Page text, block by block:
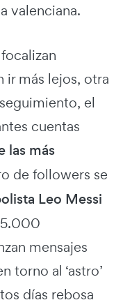
valenciana.
ir más lejos, otra
el
cuentas
las más
de followers se
Leo Messi
mensajes
torno al ‘astro’
días rebosa